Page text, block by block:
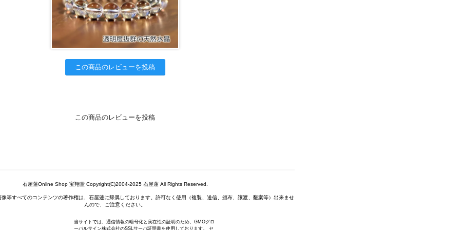
この商品のレビューを投稿
この商品のレビューを投稿
石屋蓮Online Shop 宝翔堂 Copyright(C)2004-2025 石屋蓮 All Rights Reserved.
等すべてのコンテンツの著作権は、石屋蓮に帰属しております。許可なく使用（複製、送信、頒布、譲渡、翻案等）出来ませ
んので、ご注意ください。
当サイトでは、通信情報の暗号化と実在性の証明のため、GMOグロ
ーバルサイン株式会社のSSLサーバ証明書を使用しております。 セ